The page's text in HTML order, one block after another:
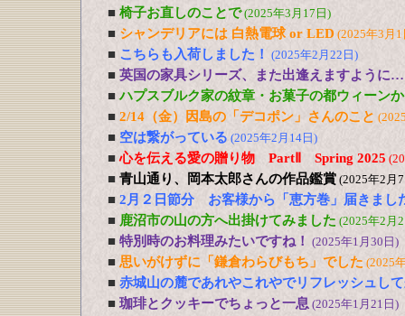
■ 椅子お直しのことで(2025年3月17日)
■ シャンデリアには 白熱電球 or LED (2025年3月1
■ こちらも入荷しました！ (2025年2月22日)
■ 英国の家具シリーズ、また出逢えますように…
■ ハプスブルク家の紋章・お菓子の都ウィーン
■ 2/14（金）因島の「デコポン」さんのこと
■ 空は繋がっている (2025年2月14日)
■ 心を伝える愛の贈り物 PartⅡ Spring 2025
■ 青山通り、岡本太郎さんの作品鑑賞 (2025年2月
■ 2月２日節分 お客様から「恵方巻」届きまし
■ 鹿沼市の山の方へ出掛けてみました (2025年2月
■ 特別時のお料理みたいですね！ (2025年1月30日)
■ 思いがけずに「鎌倉わらびもち」でした (2025
■ 赤城山の麓であれやこれやでリフレッシュし
■ 珈琲とクッキーでちょっと一息 (2025年1月21日)